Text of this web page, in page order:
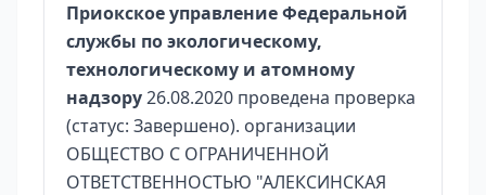
Приокское управление Федеральной
службы по экологическому,
технологическому и атомному
надзору26.08.2020 проведена проверка
(статус: Завершено). организации
ОБЩЕСТВО С ОГРАНИЧЕННОЙ
ОТВЕТСТВЕННОСТЬЮ "АЛЕКСИНСКАЯ